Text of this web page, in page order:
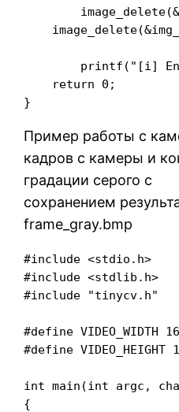
    return 0;
Пример работы с
кадров с камеры и
градации серого с
сохранением
frame_gray.bmp
#include <stdio.h>
#include <stdlib.h>
#include "tinycv.h"
#define VIDEO_WIDTH
#define VIDEO_HEIGHT
int main(int argc,
{